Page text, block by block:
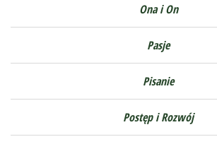
Ona i On
Pasje
Pisanie
Postęp i Rozwój